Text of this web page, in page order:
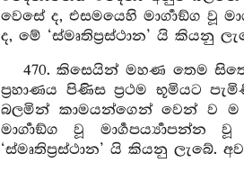
වෙසේ ද, එසමයෙහි මාර්‍ගාඞ්ග වූ
ද, මේ ‘ස්මෘතිප්‍රස්ථාන’ යි කියනු
470. කිසෙයින් මහණ තෙම
ප්‍රහාණය පිණිස ප්‍රථම භූමියට
බලමින් කාමයන්ගෙන් වෙන් ව ම
මාර්‍ගාඞ්ග වූ
‘ස්මෘතිප්‍රස්ථාන’ යි කියනු ලැබේ.